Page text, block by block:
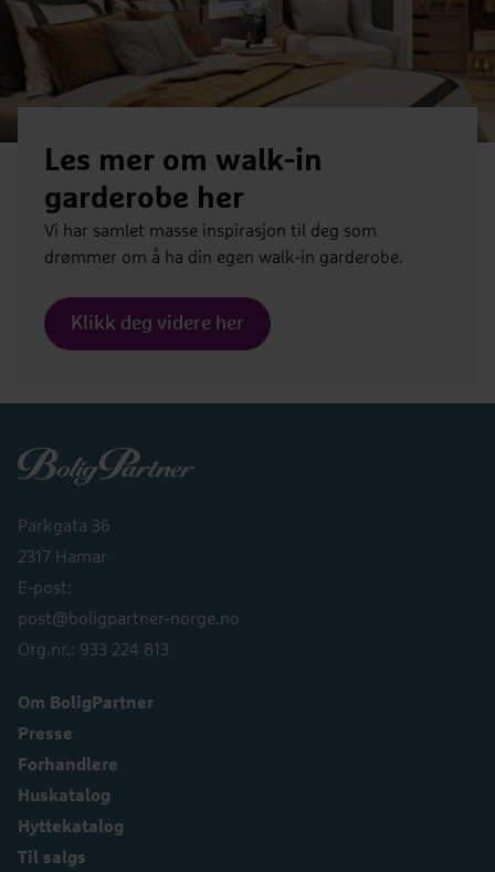
Les mer om walk-in
garderobe her
Vi har samlet masse inspirasjon til deg som
drømmer om å ha din egen walk-in garderobe.
Klikk deg videre her
Boligpartner
Parkgata 36
2317 Hamar
E-post:
post@boligpartner-norge.no
Org.nr.: 933 224 813
Om BoligPartner
Presse
Forhandlere
Huskatalog
Hyttekatalog
Til salgs